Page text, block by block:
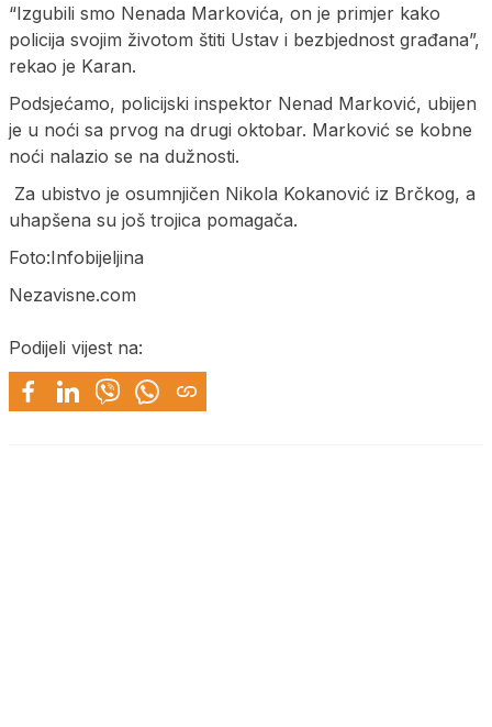
“Izgubili smo Nenada Markovića, on je primjer kako
policija svojim životom štiti Ustav i bezbjednost građana”,
rekao je Karan.
Podsjećamo, policijski inspektor Nenad Marković, ubijen
je u noći sa prvog na drugi oktobar. Marković se kobne
noći nalazio se na dužnosti.
Za ubistvo je osumnjičen Nikola Kokanović iz Brčkog, a
uhapšena su još trojica pomagača.
Foto:Infobijeljina
Nezavisne.com
Podijeli vijest na: